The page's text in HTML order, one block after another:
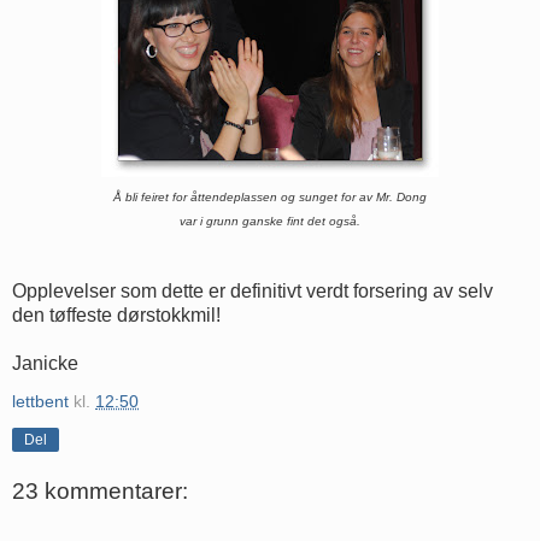
Å bli feiret for åttendeplassen og sunget for av Mr. Dong
var i grunn ganske fint det også.
Opplevelser som dette er definitivt verdt forsering av selv
den tøffeste dørstokkmil!
Janicke
lettbent kl. 12:50
Del
23 kommentarer: